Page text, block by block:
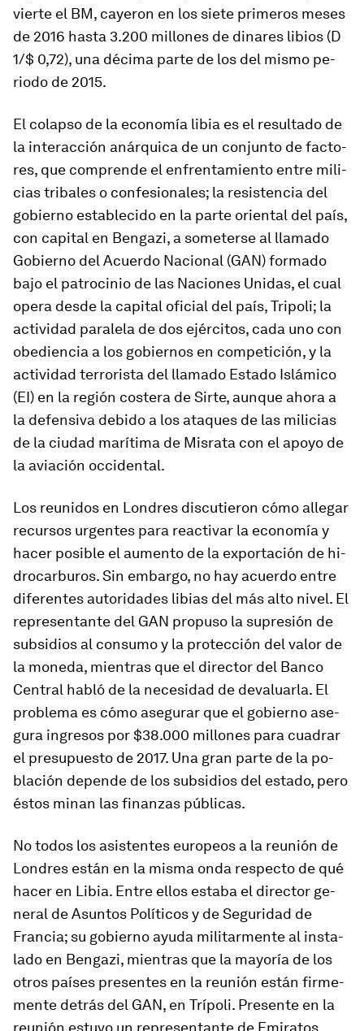
vierte el BM, ca­yeron en los siete pri­meros meses
de 2016 hasta 3.200 mi­llones de di­nares li­bios (D
1/$ 0,72), una dé­cima parte de los del mismo pe­
riodo de 2015.
El co­lapso de la eco­nomía libia es el re­sul­tado de
la in­ter­ac­ción anár­quica de un con­junto de fac­to­
res, que com­prende el en­fren­ta­miento entre mi­li­
cias tri­bales o con­fe­sio­na­les; la re­sis­tencia del
go­bierno es­ta­ble­cido en la parte oriental del país,
con ca­pital en Bengazi, a so­me­terse al lla­mado
Gobierno del Acuerdo Nacional (GAN) for­mado
bajo el pa­tro­cinio de las Naciones Unidas, el cual
opera desde la ca­pital ofi­cial del país, Tripoli; la
ac­ti­vidad pa­ra­lela de dos ejér­ci­tos, cada uno con
obe­diencia a los go­biernos en com­pe­ti­ción, y la
ac­ti­vidad te­rro­rista del lla­mado Estado Islámico
(EI) en la re­gión cos­tera de Sirte, aunque ahora a
la de­fen­siva de­bido a los ata­ques de las mi­li­cias
de la ciudad ma­rí­tima de Misrata con el apoyo de
la avia­ción oc­ci­den­tal.
Los reunidos en Londres dis­cu­tieron cómo allegar
re­cursos ur­gentes para reac­tivar la eco­nomía y
hacer po­sible el au­mento de la ex­por­ta­ción de hi­
dro­car­bu­ros. Sin em­bargo, no hay acuerdo entre
di­fe­rentes au­to­ri­dades li­bias del más alto ni­vel. El
re­pre­sen­tante del GAN pro­puso la su­pre­sión de
sub­si­dios al con­sumo y la pro­tec­ción del valor de
la mo­neda, mien­tras que el di­rector del Banco
Central habló de la ne­ce­sidad de de­va­luarla. El
pro­blema es cómo ase­gurar que el go­bierno ase­
gura in­gresos por $38.000 mi­llones para cua­drar
el pre­su­puesto de 2017. Una gran parte de la po­
bla­ción de­pende de los sub­si­dios del es­tado, pero
éstos minan las fi­nanzas pú­bli­cas.
No todos los asis­tentes eu­ro­peos a la reunión de
Londres están en la misma onda res­pecto de qué
hacer en Libia. Entre ellos es­taba el di­rector ge­
neral de Asuntos Políticos y de Seguridad de
Francia; su go­bierno ayuda mi­li­tar­mente al ins­ta­
lado en Bengazi, mien­tras que la ma­yoría de los
otros países pre­sentes en la reunión están fir­me­
mente de­trás del GAN, en Trípoli. Presente en la
reunión es­tuvo un re­pre­sen­tante de Emiratos